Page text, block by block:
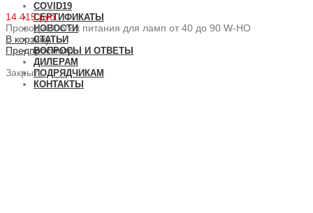
COVID19
СЕРТИФИКАТЫ
НОВОСТИ
СТАТЬИ
ВОПРОСЫ И ОТВЕТЫ
ДИЛЕРАМ
ПОДРЯДЧИКАМ
КОНТАКТЫ
14 415 руб.
Проводной блок питания для ламп от 40 до 90 W-HO
В корзину
Предпросмотр
Закрыть